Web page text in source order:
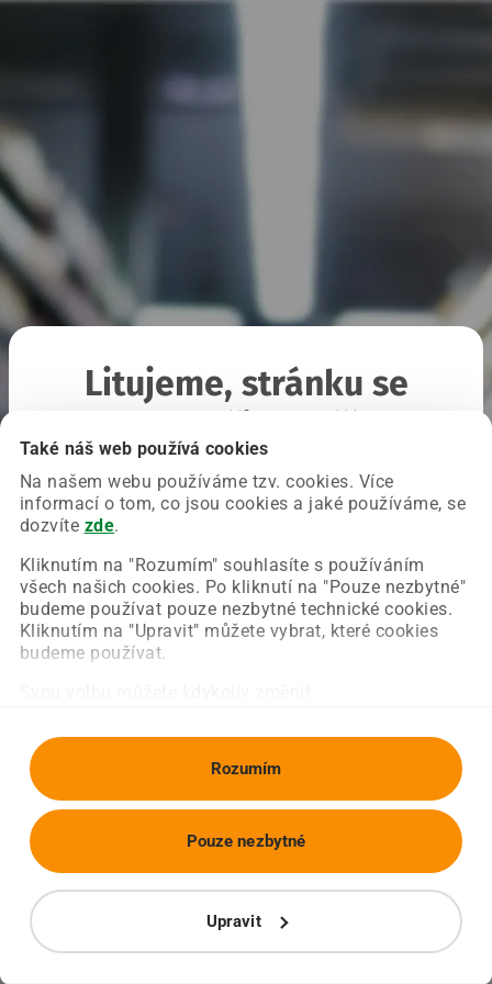
Také náš web používá cookies
Na našem webu používáme tzv. cookies. Více
informací o tom, co jsou cookies a jaké používáme, se
dozvíte zde.
Kliknutím na "Rozumím" souhlasíte s používáním
všech našich cookies. Po kliknutí na "Pouze nezbytné"
budeme používat pouze nezbytné technické cookies.
Kliknutím na "Upravit" můžete vybrat, které cookies
budeme používat.
Rozumím
Upravit
Pouze nezbytné
Litujeme, stránku se
Chyba nastala na naší straně a už ji opravujeme.
Zkuste prosím znovu načíst požadovanou stránku.
Obnovit stránku Úvodní strana